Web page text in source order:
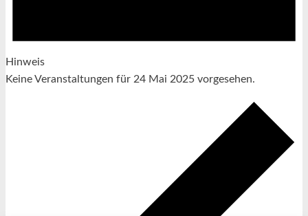
Hinweis
Keine Veranstaltungen für 24 Mai 2025 vorgesehen.